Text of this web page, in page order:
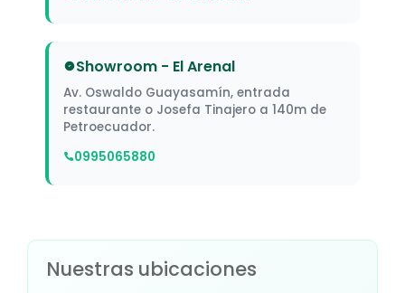
Showroom - El Arenal
Av. Oswaldo Guayasamín, entrada
restaurante o Josefa Tinajero a 140m de
Petroecuador.
0995065880
Nuestras ubicaciones